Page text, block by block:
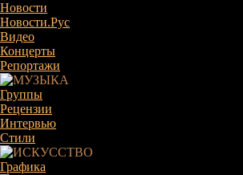
Новости
Новости.Рус
Видео
Концерты
Репортажи
Группы
Рецензии
Интервью
Стили
Графика